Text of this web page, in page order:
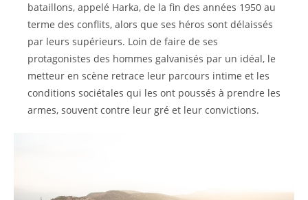
bataillons, appelé Harka, de la fin des années 1950 au
terme des conflits, alors que ses héros sont délaissés
par leurs supérieurs. Loin de faire de ses
protagonistes des hommes galvanisés par un idéal, le
metteur en scène retrace leur parcours intime et les
conditions sociétales qui les ont poussés à prendre les
armes, souvent contre leur gré et leur convictions.